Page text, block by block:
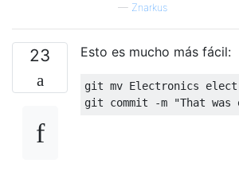
— Znarkus
23 Esto es mucho más fácil:
git mv Electronics